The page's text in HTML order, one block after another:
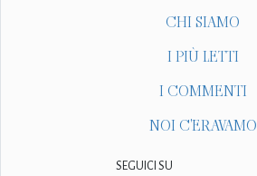
CHI SIAMO
I PIÙ LETTI
I COMMENTI
NOI C'ERAVAMO
SEGUICI SU